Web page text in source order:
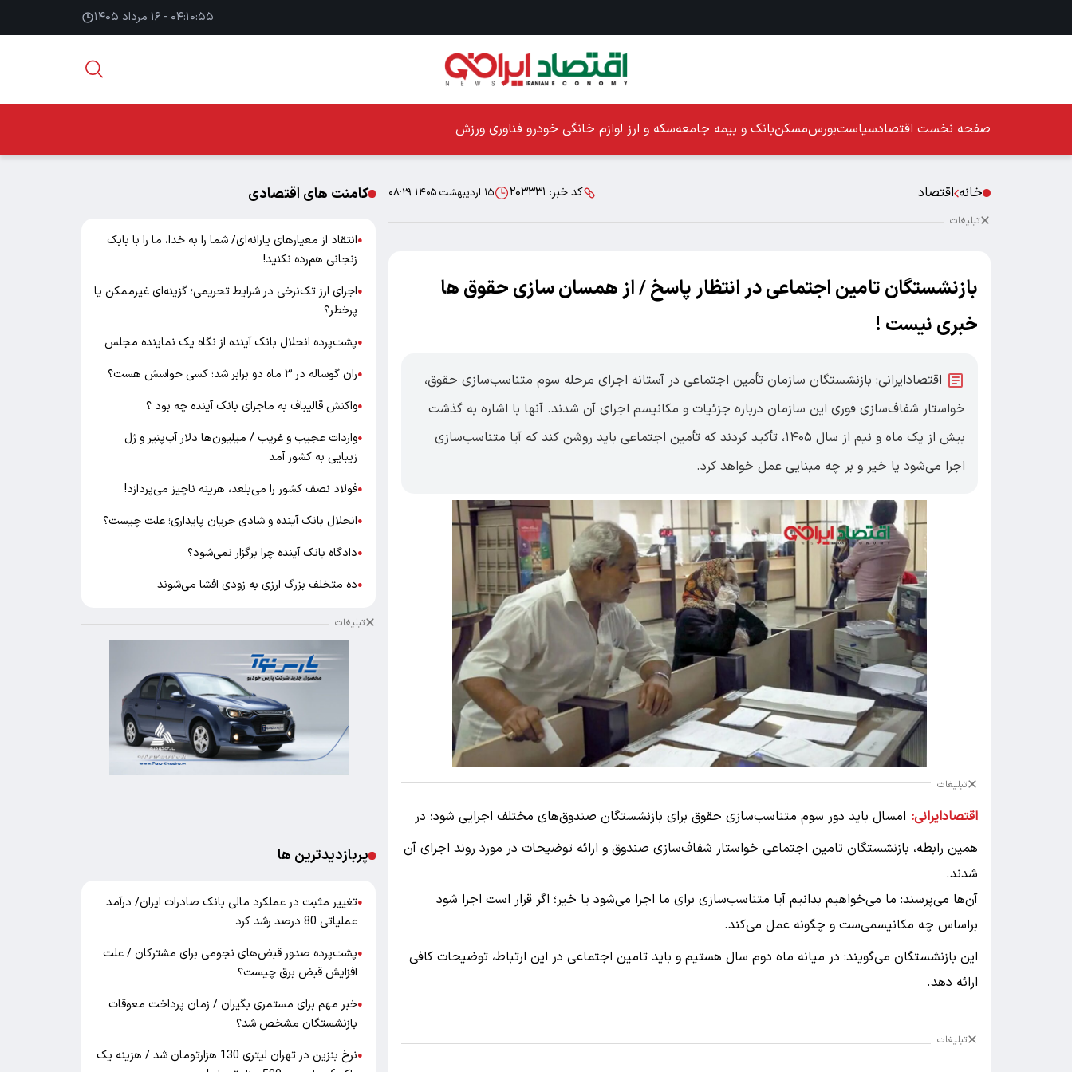
۰۴:۱۰:۵۶ - ۱۶ مرداد ۱۴۰۵
صفحه نخست اقتصادسیاستبورسمسکنبانک و بیمه جامعهسکه و ارز لوازم خانگی خودرو فناوری ورزش
خانه اقتصاد کد خبر: ۲۰۳۳۳۱ ۱۵ اردیبهشت ۱۴۰۵ ۰۸:۲۹
تبلیغات
بازنشستگان تامین اجتماعی در انتظار پاسخ / از همسان‌ سازی حقوق ها
خبری نیست !
اقتصادایرانی: بازنشستگان سازمان تأمین اجتماعی در آستانه اجرای مرحله سوم متناسب‌سازی حقوق،
خواستار شفاف‌سازی فوری این سازمان درباره جزئیات و مکانیسم اجرای آن شدند. آنها با اشاره به گذشت
بیش از یک ماه و نیم از سال ۱۴۰۵، تأکید کردند که تأمین اجتماعی باید روشن کند که آیا متناسب‌سازی
اجرا می‌شود یا خیر و بر چه مبنایی عمل خواهد کرد.
تبلیغات
اقتصادایرانی: امسال باید دور سوم متناسب‌سازی حقوق برای بازنشستگان صندوق‌های مختلف اجرایی شود؛ در
همین رابطه، بازنشستگان تامین اجتماعی خواستار شفاف‌سازی صندوق و ارائه توضیحات در مورد روند اجرای آن
شدند.
آن‌ها می‌پرسند: ما می‌خواهیم بدانیم آیا متناسب‌سازی برای ما اجرا می‌شود یا خیر؛ اگر قرار است اجرا شود
براساس چه مکانیسمی‌ست و چگونه عمل می‌کند.
این بازنشستگان می‌گویند: در میانه ماه دوم سال هستیم و باید تامین اجتماعی در این ارتباط، توضیحات کافی
ارائه دهد.
تبلیغات
کامنت های اقتصادی
●انتقاد از معیارهای یارانه‌ای/ شما را به خدا، ما را با بابک
زنجانی هم‌رده نکنید!
●اجرای ارز تک‌نرخی در شرایط تحریمی؛ گزینه‌ای غیرممکن یا
پرخطر؟
●پشت‌پرده انحلال بانک آینده از نگاه یک نماینده مجلس
●ران گوساله در ۳ ماه دو برابر شد؛ کسی حواسش هست؟
●واکنش قالیباف به ماجرای بانک آینده چه بود ؟
●واردات عجیب و غریب / میلیون‌ها دلار آب‌پنیر و ژل
زیبایی به کشور آمد
●فولاد نصف کشور را می‌بلعد، هزینه ناچیز می‌پردازد!
●انحلال بانک آینده و شادی جریان پایداری؛ علت چیست؟
●دادگاه بانک آینده چرا برگزار نمی‌شود؟
●ده متخلف بزرگ ارزی به زودی افشا می‌شوند
تبلیغات
پربازدیدترین ها
●تغییر مثبت در عملکرد مالی بانک صادرات ایران/ درآمد
عملیاتی 80 درصد رشد کرد
●پشت‌پرده صدور قبض‌های نجومی برای مشترکان / علت
افزایش قبض برق چیست؟
●خبر مهم برای مستمری بگیران / زمان پرداخت معوقات
بازنشستگان مشخص شد؟
●
نرخ بنزین در تهران لیتری 130 هزارتومان شد / هزینه یک